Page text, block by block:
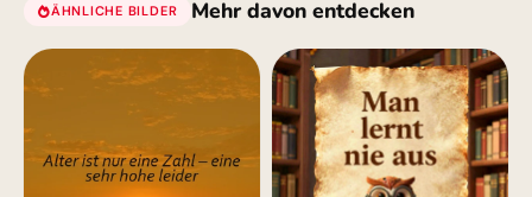
ÄHNLICHE BILDER Mehr davon entdecken